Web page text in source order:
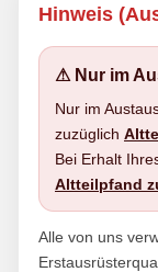
Hinweis
⚠ Nur im
Nur im
zuzüglich
Bei Erhalt
Altteilpfand
Alle von uns